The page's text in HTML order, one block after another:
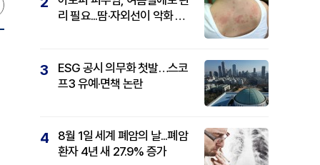
리 필요...땀·자외선이 악화 요
3
ESG 공시 의무화 첫발…스코
프3 유예·면책 논란
4
8월 1일 세계 폐암의 날...폐암
환자 4년 새 27.9% 증가